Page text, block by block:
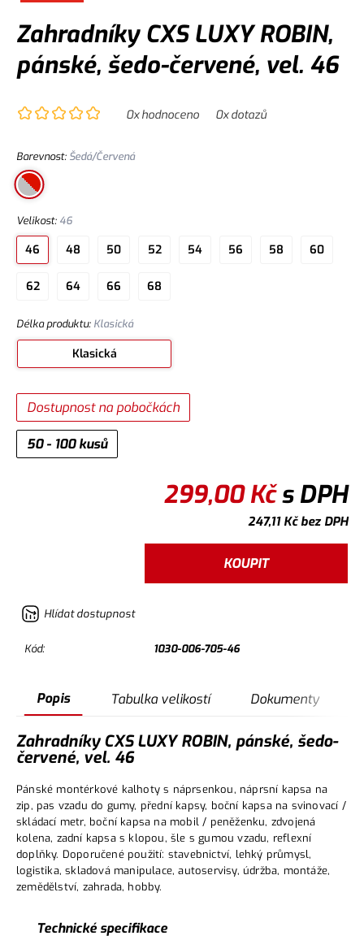
Zahradníky CXS LUXY ROBIN,
pánské, šedo-červené, vel. 46
0x hodnoceno 0x dotazů
Barevnost: Šedá/Červená
Velikost: 46
46 48 50 52 54 56 58 60
62 64 66 68
Délka produktu: Klasická
Klasická
50 - 100 kusů
Dostupnost na pobočkách
299,00Kčs DPH
247,11Kčbez DPH
KOUPIT
Hlídat dostupnost
Kód: 1030-006-705-46
Popis Tabulka velikostí Dokumenty
Zahradníky CXS LUXY ROBIN, pánské, šedo-
červené, vel. 46
Pánské montérkové kalhoty s náprsenkou, náprsní kapsa na
zip, pas vzadu do gumy, přední kapsy, boční kapsa na svinovací /
skládací metr, boční kapsa na mobil / peněženku, zdvojená
kolena, zadní kapsa s klopou, šle s gumou vzadu, reflexní
doplňky. Doporučené použití: stavebnictví, lehký průmysl,
logistika, skladová manipulace, autoservisy, údržba, montáže,
zemědělství, zahrada, hobby.
Technické specifikace